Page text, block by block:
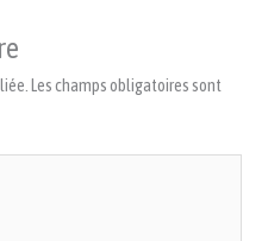
Les champs obligatoires sont